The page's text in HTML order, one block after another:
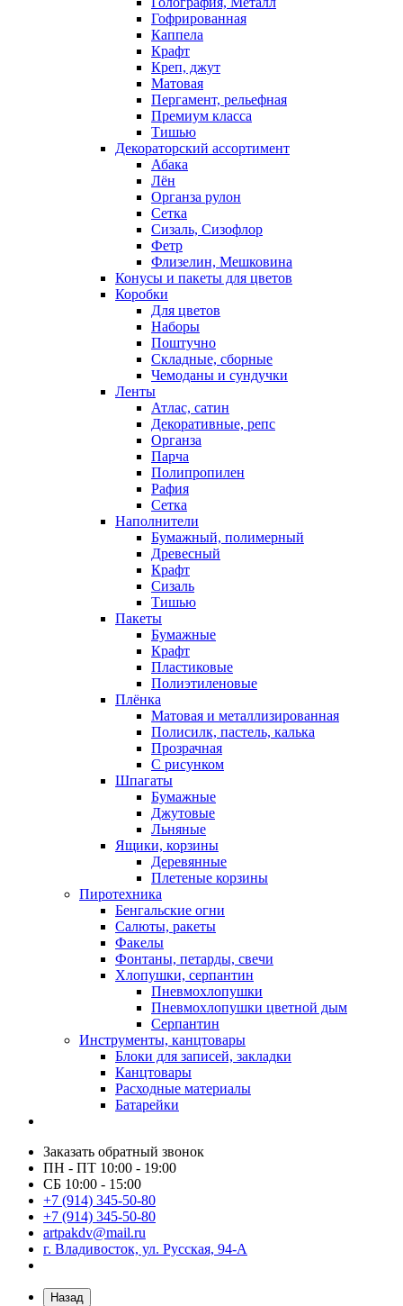
Гофрированная
Каппела
Крафт
Креп, джут
Матовая
Пергамент, рельефная
Премиум класса
Тишью
Декораторский ассортимент
Абака
Лён
Органза рулон
Сетка
Сизаль, Сизофлор
Фетр
Флизелин, Мешковина
Конусы и пакеты для цветов
Коробки
Для цветов
Наборы
Поштучно
Складные, сборные
Чемоданы и сундучки
Ленты
Атлас, сатин
Декоративные, репс
Органза
Парча
Полипропилен
Рафия
Сетка
Наполнители
Бумажный, полимерный
Древесный
Крафт
Сизаль
Тишью
Пакеты
Бумажные
Крафт
Пластиковые
Полиэтиленовые
Плёнка
Матовая и металлизированная
Полисилк, пастель, калька
Прозрачная
С рисунком
Шпагаты
Бумажные
Джутовые
Льняные
Ящики, корзины
Деревянные
Плетеные корзины
Пиротехника
Бенгальские огни
Салюты, ракеты
Факелы
Фонтаны, петарды, свечи
Хлопушки, серпантин
Пневмохлопушки
Пневмохлопушки цветной дым
Серпантин
Инструменты, канцтовары
Блоки для записей, закладки
Канцтовары
Расходные материалы
Батарейки
Заказать обратный звонок
ПН - ПТ 10:00 - 19:00
СБ 10:00 - 15:00
+7 (914) 345-50-80
+7 (914) 345-50-80
artpakdv@mail.ru
г. Владивосток, ул. Русская, 94-А
Назад